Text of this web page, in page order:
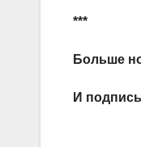
***
Больше
И